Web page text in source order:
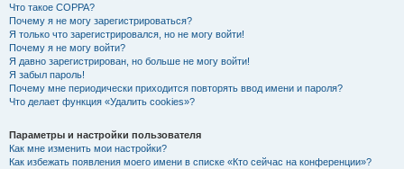
Что такое COPPA?
Почему я не могу зарегистрироваться?
Я только что зарегистрировался, но не могу войти!
Почему я не могу войти?
Я давно зарегистрирован, но больше не могу войти!
Я забыл пароль!
Почему мне периодически приходится повторять ввод имени и пароля?
Что делает функция «Удалить cookies»?
Параметры и настройки пользователя
Как мне изменить мои настройки?
Как избежать появления моего имени в списке «Кто сейчас на конференции»?